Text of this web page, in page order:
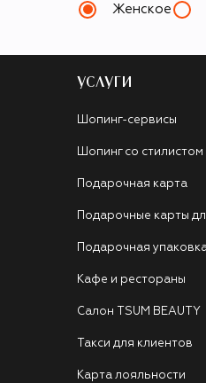
Женское
УСЛУГИ
Шопинг-сервисы
Шопинг со
Подарочная карта
Подарочные карты
Подарочная
Кафе и рестораны
Салон TSUM BEAUTY
Такси для клиентов
Карта лояльности